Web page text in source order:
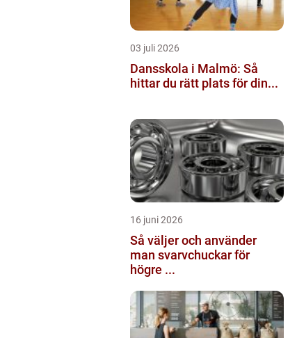
03 juli 2026
Dansskola i Malmö: Så
hittar du rätt plats för din...
16 juni 2026
Så väljer och använder
man svarvchuckar för
högre ...